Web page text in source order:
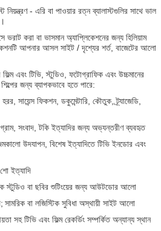
নিয়ন্ত্রণ - এরি বা পাওয়ার রত্ন ব্যালাস্টগুলির সাথে ভাল
ভরাট করা বা ভাসমান অ্যাপ্লিকেশনের জন্য হিলিয়াম
আপনার আসল সাইট / দৃশ্যের শর্ত, বাজেটের আলো
এবং টিভি, স্টুডিও, ফটোগ্রাফিক এবং উচ্চমানের
জন্য ব্যাপকভাবে হতে পারে:
সায়েন্স ফিকশন, ডকুমেন্টারি, কৌতুক, ট্র্যাজেডি,
সংবাদ, টকি ইত্যাদির জন্য অভ্যন্তরীণ ব্যবহৃত
উদযাপন, বিশেষ ইত্যাদিতে টিভি ইনডোর এবং
ইত্যাদি
স্টুডিও বা ছবির শুটিংয়ের জন্য আউটডোর আলো
সামরিক বা লজিস্টিক সুবিধা অস্থায়ী সাইট আলো
সহ টিভি এবং ফিল্ম রেকর্ডিং সম্পর্কিত অন্যান্য স্থান